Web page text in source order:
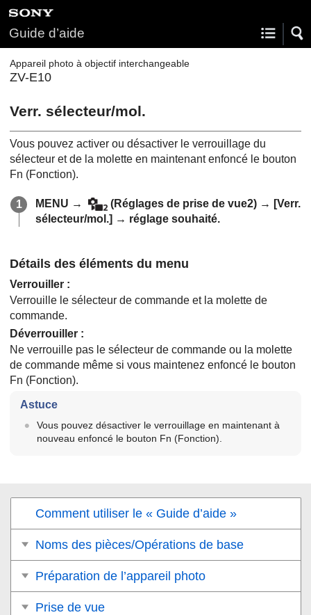
Guide d’aide
Appareil photo à objectif interchangeable
ZV-E10
Verr. sélecteur/mol.
Vous pouvez activer ou désactiver le verrouillage du
sélecteur et de la molette en maintenant enfoncé le bouton
Fn (Fonction).
MENU → (Réglages de prise de vue2) → [Verr.
sélecteur/mol.] → réglage souhaité.
Détails des éléments du menu
Verrouiller :
Verrouille le sélecteur de commande et la molette de
commande.
Déverrouiller :
Ne verrouille pas le sélecteur de commande ou la molette
de commande même si vous maintenez enfoncé le bouton
Fn (Fonction).
Astuce
Vous pouvez désactiver le verrouillage en maintenant à
nouveau enfoncé le bouton Fn (Fonction).
Comment utiliser le « Guide d’aide »
Noms des pièces/Opérations de base
Préparation de l’appareil photo
Prise de vue